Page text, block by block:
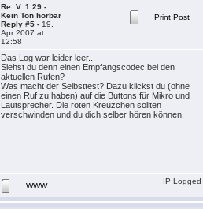
Re: V. 1.29 -
Kein Ton hörbar
Reply #5 - 19.
Apr 2007 at
12:58
Print Post
Das Log war leider leer...
Siehst du denn einen Empfangscodec bei den
aktuellen Rufen?
Was macht der Selbsttest? Dazu klickst du (ohne
einen Ruf zu haben) auf die Buttons für Mikro und
Lautsprecher. Die roten Kreuzchen sollten
verschwinden und du dich selber hören können.
WWW
IP Logged